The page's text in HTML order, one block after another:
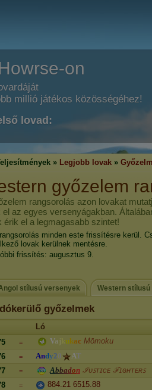
on
millió játékos közösségéhez!
lovad:
» Legjobb lovak »
győzelem
rangsorolás azon lovakat
el az egyes versenyágakban.
érik el a legmagasabb szintet!
minden este frissítésre kerül.
lovak kerülnek mentésre.
frissítés: augusztus 9.
stílusú versenyek Western
győzelmek
Ló
= Va ukac Mōmoku
= Andy20 AT
= Abbadon ℐᴜꜱᴛɪᴄᴇ ℱɪɢʜᴛᴇʀꜱ
=
884.21 6515.88